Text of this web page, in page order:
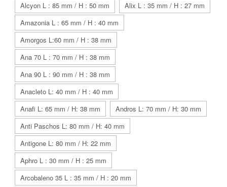
Alcyon L : 85 mm / H : 50 mm
Alix L : 35 mm / H : 27 mm
Amazonia L : 65 mm / H : 40 mm
Amorgos L:60 mm / H : 38 mm
Ana 70 L : 70 mm / H : 38 mm
Ana 90 L : 90 mm / H : 38 mm
Anacleto L: 40 mm / H : 40 mm
Anafi L: 65 mm / H: 38 mm
Andros L: 70 mm / H: 30 mm
Anti Paschos L: 80 mm / H: 40 mm
Antigone L: 80 mm / H: 22 mm
Aphro L : 30 mm / H : 25 mm
Arcobaleno 35 L : 35 mm / H : 20 mm